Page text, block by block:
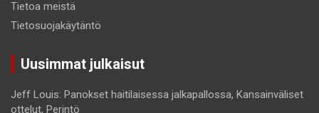
Tietoa meistä
Tietosuojakäytäntö
Uusimmat julkaisut
Jeff Louis: Panokset haitilaisessa jalkapallossa, Kansainväliset
ottelut, Perintö